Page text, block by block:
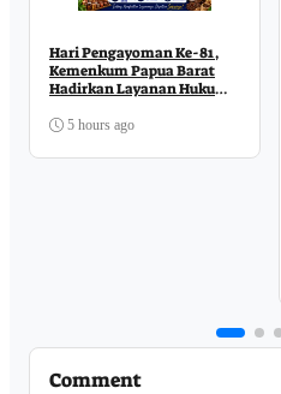
Hari Pengayoman Ke-81,
Kemenkum Papua Barat
Hadirkan Layanan Hukum
5 hours ago
Comment